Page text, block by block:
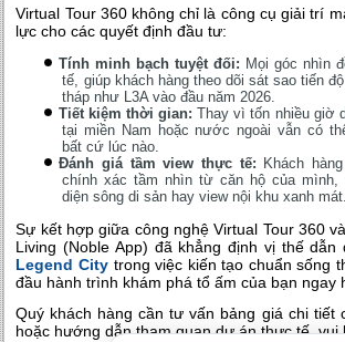
Virtual Tour 360 không chỉ là công cụ giải trí
lực cho các quyết định đầu tư:
Tính minh bạch tuyệt đối: Mọi góc nhìn
tế, giúp khách hàng theo dõi sát sao tiến
tháp như L3A vào đầu năm 2026.
Tiết kiệm thời gian: Thay vì tốn nhiều giờ
tại miền Nam hoặc nước ngoài vẫn có
bất cứ lúc nào.
Đánh giá tầm view thực tế: Khách
chính xác tầm nhìn từ căn hộ của
diện sông di sản hay view nội khu xanh mát.
Sự kết hợp giữa công nghệ Virtual Tour 360
Living (Noble App) đã khẳng định vị thế dẫn
Legend City trong việc kiến tạo chuẩn sống
đầu hành trình khám phá tổ ấm của bạn ngay
Quý khách hàng cần tư vấn bảng giá chi tiết
hoặc hướng dẫn tham quan dự án thực tế, vui